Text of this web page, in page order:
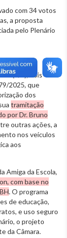
com 34 votos
a proposta
pelo Plenário
(9/6), dois
2025, que
dos
tramitação
por Dr. Bruno
outras ações, a
nos veículos
aos
Amiga da Escola,
com base no
. O programa
de educação,
e uso seguro
o projeto
da Câmara.